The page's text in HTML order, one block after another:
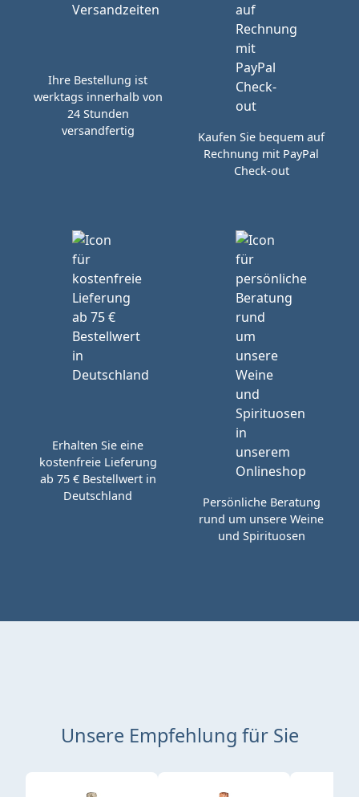
Ihre Bestellung ist
werktags innerhalb von
24 Stunden
versandfertig
Kaufen Sie bequem auf
Rechnung mit PayPal
Check-out
Erhalten Sie eine
kostenfreie Lieferung
ab 75 € Bestellwert in
Deutschland
Persönliche Beratung
rund um unsere Weine
und Spirituosen
Unsere Empfehlung für Sie
Produktgalerie überspringen